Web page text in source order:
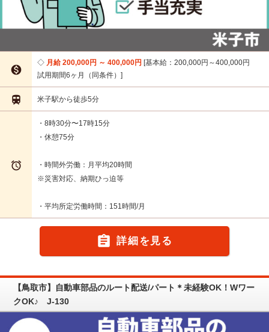

月給 200,000円 ～ 400,000円 基本給：200,000円～400,000円
試用期間6ヶ月（同条件）
 米子駅から徒歩5分

・8時30分〜17時15分
・休憩75分
・時間外労働：月平均20時間
※災害対応、納期ひっ迫等
・平均所定労働時間：151時間/月
 詳細を見る
【鳥取市】自動車部品のルート配送/パート＊未経験OK！Wワー
クOK♪ J-130